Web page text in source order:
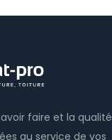
faire et la qualité
au service de vos